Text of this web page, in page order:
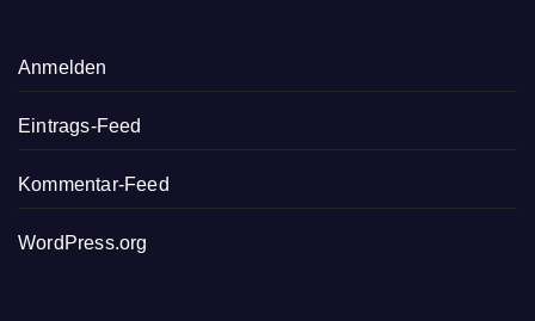
Anmelden
Eintrags-Feed
Kommentar-Feed
WordPress.org